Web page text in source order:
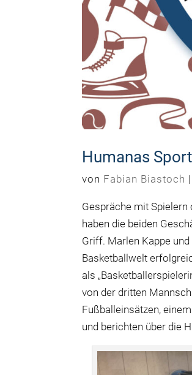
Humanas
von Fabian Biastoch |
Gespräche mit Spielern
haben die beiden
Griff. Marlen Kappe
Basketballwelt
als
von der dritten
Fußballeinsätzen,
und berichten über die